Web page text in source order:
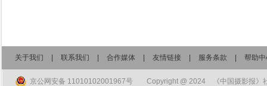
关于我们 联系我们 合作媒体 友情链接 服务条款 帮助
京公网安备 11010102001967号 Copyright @ 2024 《中国摄影报